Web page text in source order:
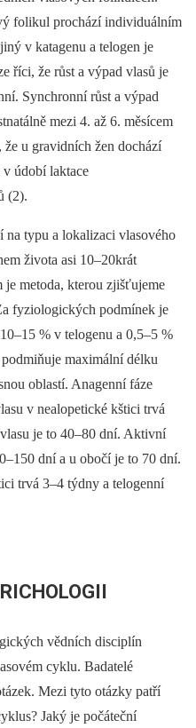
folikul prochází individuálním
v katagenu a telogen je
říci, že růst a výpad vlasů je
Synchronní růst a výpad
mezi 4. až 6. měsícem
u gravidních žen dochází
v údobí laktace
(2).
typu a lokalizaci vlasového
života asi 10–20krát
metoda, kterou zjišťujeme
fyziologických podmínek je
% v telogenu a 0,5–5 %
maximální délku
oblastí. Anagenní fáze
v nealopetické kštici trvá
je to 40–80 dní. Aktivní
dní a u obočí je to 70 dní.
trvá 3–4 týdny a telogenní
vědních disciplín
cyklu. Badatelé
Mezi tyto otázky patří
Jaký je počáteční